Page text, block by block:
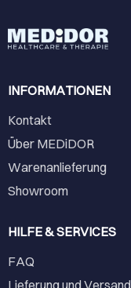
INFORMATIONEN
Kontakt
Über MEDiDOR
Warenanlieferung
Showroom
HILFE & SERVICES
FAQ